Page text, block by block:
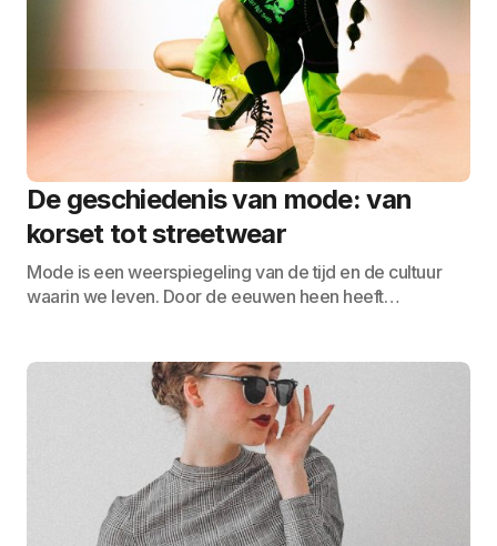
De geschiedenis van mode: van
korset tot streetwear
Mode is een weerspiegeling van de tijd en de cultuur
waarin we leven. Door de eeuwen heen heeft…